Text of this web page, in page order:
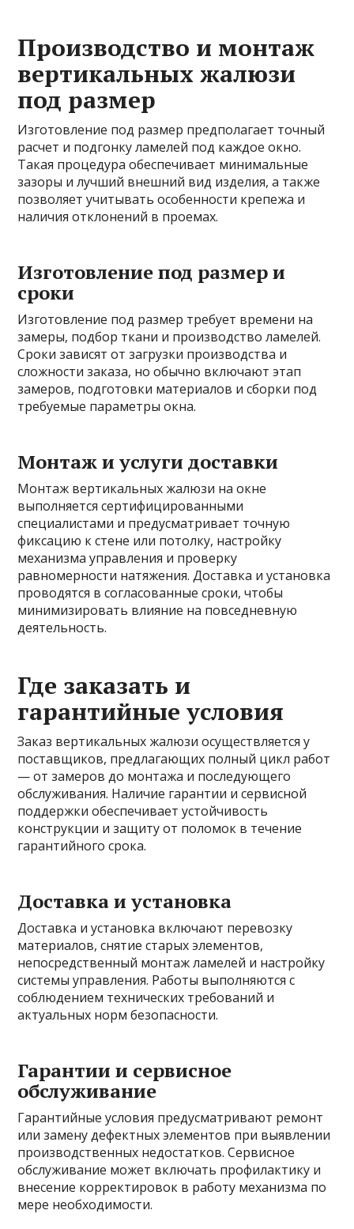
Производство и монтаж
вертикальных жалюзи
под размер
Изготовление под размер предполагает точный
расчет и подгонку ламелей под каждое окно.
Такая процедура обеспечивает минимальные
зазоры и лучший внешний вид изделия, а также
позволяет учитывать особенности крепежа и
наличия отклонений в проемах.
Изготовление под размер и
сроки
Изготовление под размер требует времени на
замеры, подбор ткани и производство ламелей.
Сроки зависят от загрузки производства и
сложности заказа, но обычно включают этап
замеров, подготовки материалов и сборки под
требуемые параметры окна.
Монтаж и услуги доставки
Монтаж вертикальных жалюзи на окне
выполняется сертифицированными
специалистами и предусматривает точную
фиксацию к стене или потолку, настройку
механизма управления и проверку
равномерности натяжения. Доставка и установка
проводятся в согласованные сроки, чтобы
минимизировать влияние на повседневную
деятельность.
Где заказать и
гарантийные условия
Заказ вертикальных жалюзи осуществляется у
поставщиков, предлагающих полный цикл работ
— от замеров до монтажа и последующего
обслуживания. Наличие гарантии и сервисной
поддержки обеспечивает устойчивость
конструкции и защиту от поломок в течение
гарантийного срока.
Доставка и установка
Доставка и установка включают перевозку
материалов, снятие старых элементов,
непосредственный монтаж ламелей и настройку
системы управления. Работы выполняются с
соблюдением технических требований и
актуальных норм безопасности.
Гарантии и сервисное
обслуживание
Гарантийные условия предусматривают ремонт
или замену дефектных элементов при выявлении
производственных недостатков. Сервисное
обслуживание может включать профилактику и
внесение корректировок в работу механизма по
мере необходимости.